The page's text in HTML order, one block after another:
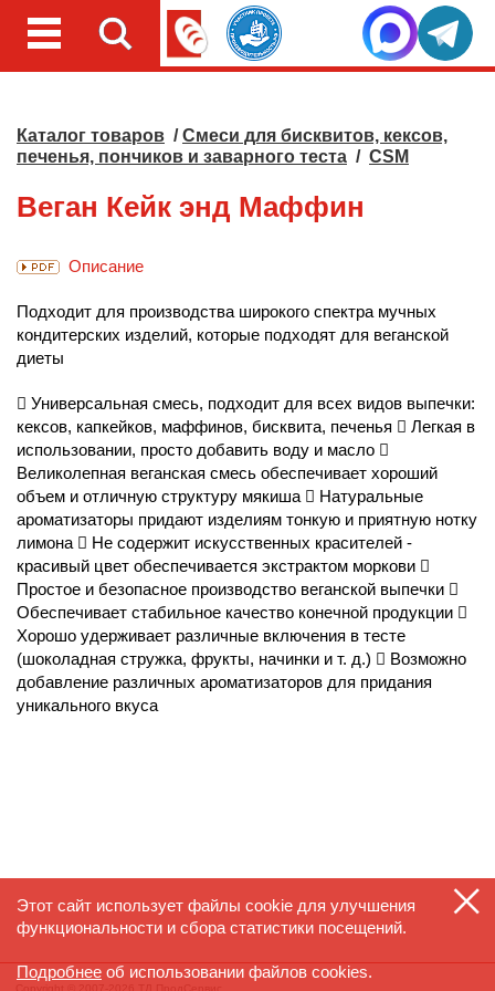
Каталог товаров /Смеси для бисквитов, кексов,
печенья, пончиков и заварного теста / CSM
Веган Кейк энд Маффин
Описание
Подходит для производства широкого спектра мучных
кондитерских изделий, которые подходят для веганской
диеты
 Универсальная смесь, подходит для всех видов выпечки:
кексов, капкейков, маффинов, бисквита, печенья  Легкая в
использовании, просто добавить воду и масло 
Великолепная веганская смесь обеспечивает хороший
объем и отличную структуру мякиша  Натуральные
ароматизаторы придают изделиям тонкую и приятную нотку
лимона  Не содержит искусственных красителей -
красивый цвет обеспечивается экстрактом моркови 
Простое и безопасное производство веганской выпечки 
Обеспечивает стабильное качество конечной продукции 
Хорошо удерживает различные включения в тесте
(шоколадная стружка, фрукты, начинки и т. д.)  Возможно
добавление различных ароматизаторов для придания
уникального вкуса
Этот сайт использует файлы cookie для улучшения
функциональности и сбора статистики посещений.
Подробнее об использовании файлов cookies.